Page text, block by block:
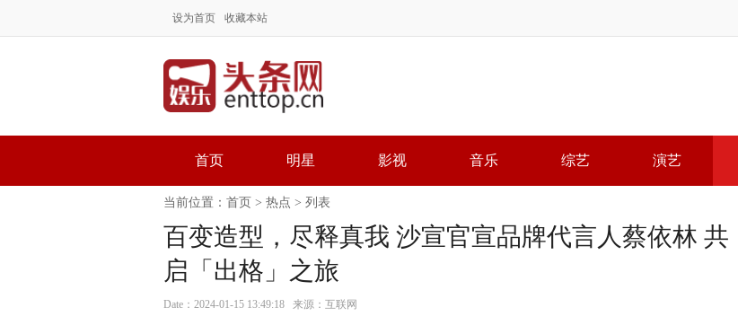
设为首页 收藏本站
首页 明星 影视 音乐 综艺 演艺
当前位置： 首页 > 热点 > 列表
百变造型，尽释真我 沙宣官宣品牌代言人蔡依林 共
启「出格」之旅
Date：2024-01-15 13:49:18 来源：互联网